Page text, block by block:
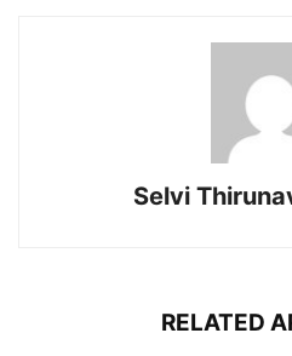
Selvi
RELATED